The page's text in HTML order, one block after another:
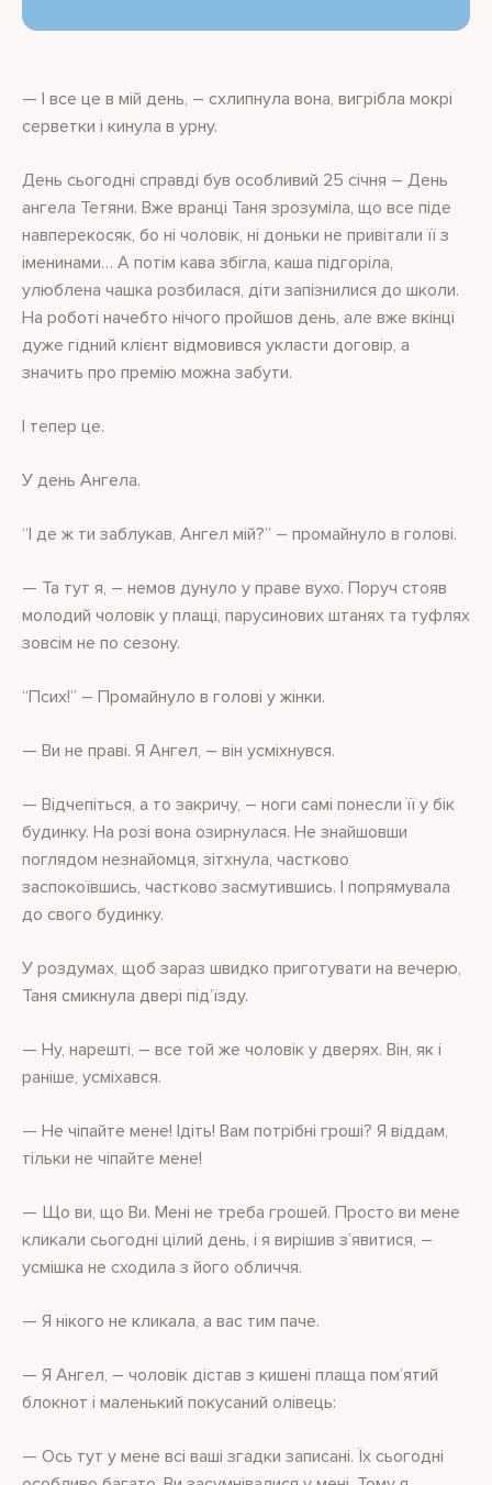
— І все це в мій день, – схлипнула вона, вигрібла мокрі
серветки і кинула в урну.
День сьогодні справді був особливий 25 січня – День
ангела Тетяни. Вже вранці Таня зрозуміла, що все піде
навперекосяк, бо ні чоловік, ні доньки не привітали її з
іменинами… А потім кава збігла, каша підгоріла,
улюблена чашка розбилася, діти запізнилися до школи.
На роботі начебто нічого пройшов день, але вже вкінці
дуже гідний клієнт відмовився укласти договір, а
значить про премію можна забути.
І тепер це.
У день Ангела.
“І де ж ти заблукав, Ангел мій?” – промайнуло в голові.
— Та тут я, – немов дунуло у праве вухо. Поруч стояв
молодий чоловік у плащі, парусинових штанях та туфлях
зовсім не по сезону.
“Псих!” – Промайнуло в голові у жінки.
— Ви не праві. Я Ангел, – він усміхнувся.
— Відчепіться, а то закричу, – ноги самі понесли її у бік
будинку. На розі вона озирнулася. Не знайшовши
поглядом незнайомця, зітхнула, частково
заспокоївшись, частково засмутившись. І попрямувала
до свого будинку.
У роздумах, щоб зараз швидко приготувати на вечерю,
Таня смикнула двері під’їзду.
— Ну, нарешті, – все той же чоловік у дверях. Він, як і
раніше, усміхався.
— Не чіпайте мене! Ідіть! Вам потрібні гроші? Я віддам,
тільки не чіпайте мене!
— Що ви, що Ви. Мені не треба грошей. Просто ви мене
кликали сьогодні цілий день, і я вирішив з’явитися, –
усмішка не сходила з його обличчя.
— Я нікого не кликала, а вас тим паче.
— Я Ангел, – чоловік дістав з кишені плаща пом’ятий
блокнот і маленький покусаний олівець:
— Ось тут у мене всі ваші згадки записані. Їх сьогодні